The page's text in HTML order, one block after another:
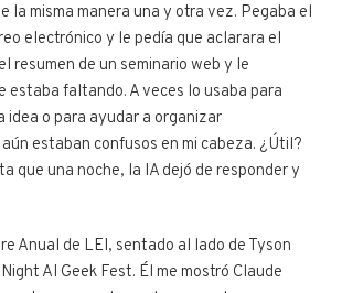
la misma manera una y otra vez. Pegaba el
electrónico y le pedía que aclarara el
resumen de un seminario web y le
estaba faltando. A veces lo usaba para
idea o para ayudar a organizar
estaban confusos en mi cabeza. ¿Útil?
que una noche, la IA dejó de responder y
Anual de LEI, sentado al lado de Tyson
AI Geek Fest. Él me mostró Claude